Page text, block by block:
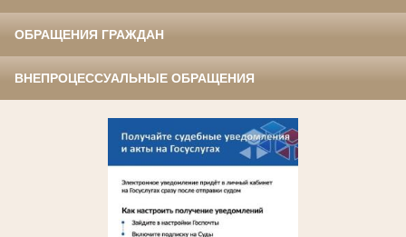
ОБРАЩЕНИЯ ГРАЖДАН
ВНЕПРОЦЕССУАЛЬНЫЕ ОБРАЩЕНИЯ